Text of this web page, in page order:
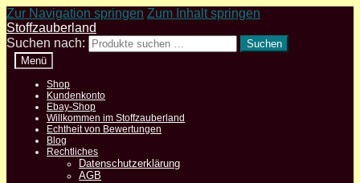
Zur Navigation springen Zum Inhalt springen
Stoffzauberland
Suchen nach:
Suchen
Menü
Shop
Kundenkonto
Ebay-Shop
Willkommen im Stoffzauberland
Echtheit von Bewertungen
Blog
Rechtliches
Datenschutzerklärung
AGB